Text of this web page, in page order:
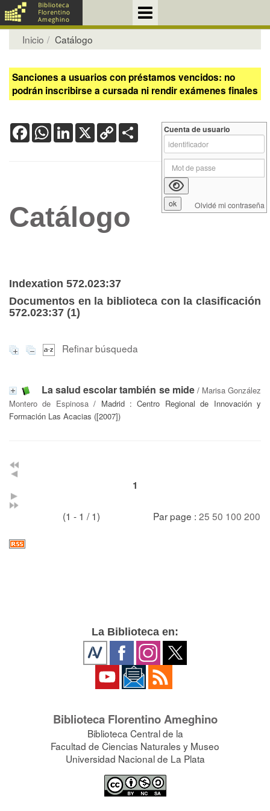
Inicio Catálogo
Sanciones a usuarios con préstamos vencidos: no
podrán inscribirse a cursada ni rendir exámenes finales
FacebookWhatsApp
LinkedIn
X Copy
Link
Catálogo
Indexation 572.023:37
Documentos en la biblioteca con la clasificación
572.023:37 (1)
Refinar búsqueda
La salud escolar también se mide/ Marisa González
Montero de Espinosa/ Madrid : Centro Regional de Innovación y
Formación Las Acacias ([2007])
1
(1 - 1 / 1) Par page : 25 50 100 200
Cuenta de usuario
Olvidé mi contraseña
La Biblioteca en:
Biblioteca Florentino Ameghino
Biblioteca Central de la
Facultad de Ciencias Naturales y Museo
Universidad Nacional de La Plata